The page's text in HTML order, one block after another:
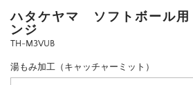
ハタケヤマ ソフトボール
ンジ
TH-M3VUB
湯もみ加工（キャッチャーミット）